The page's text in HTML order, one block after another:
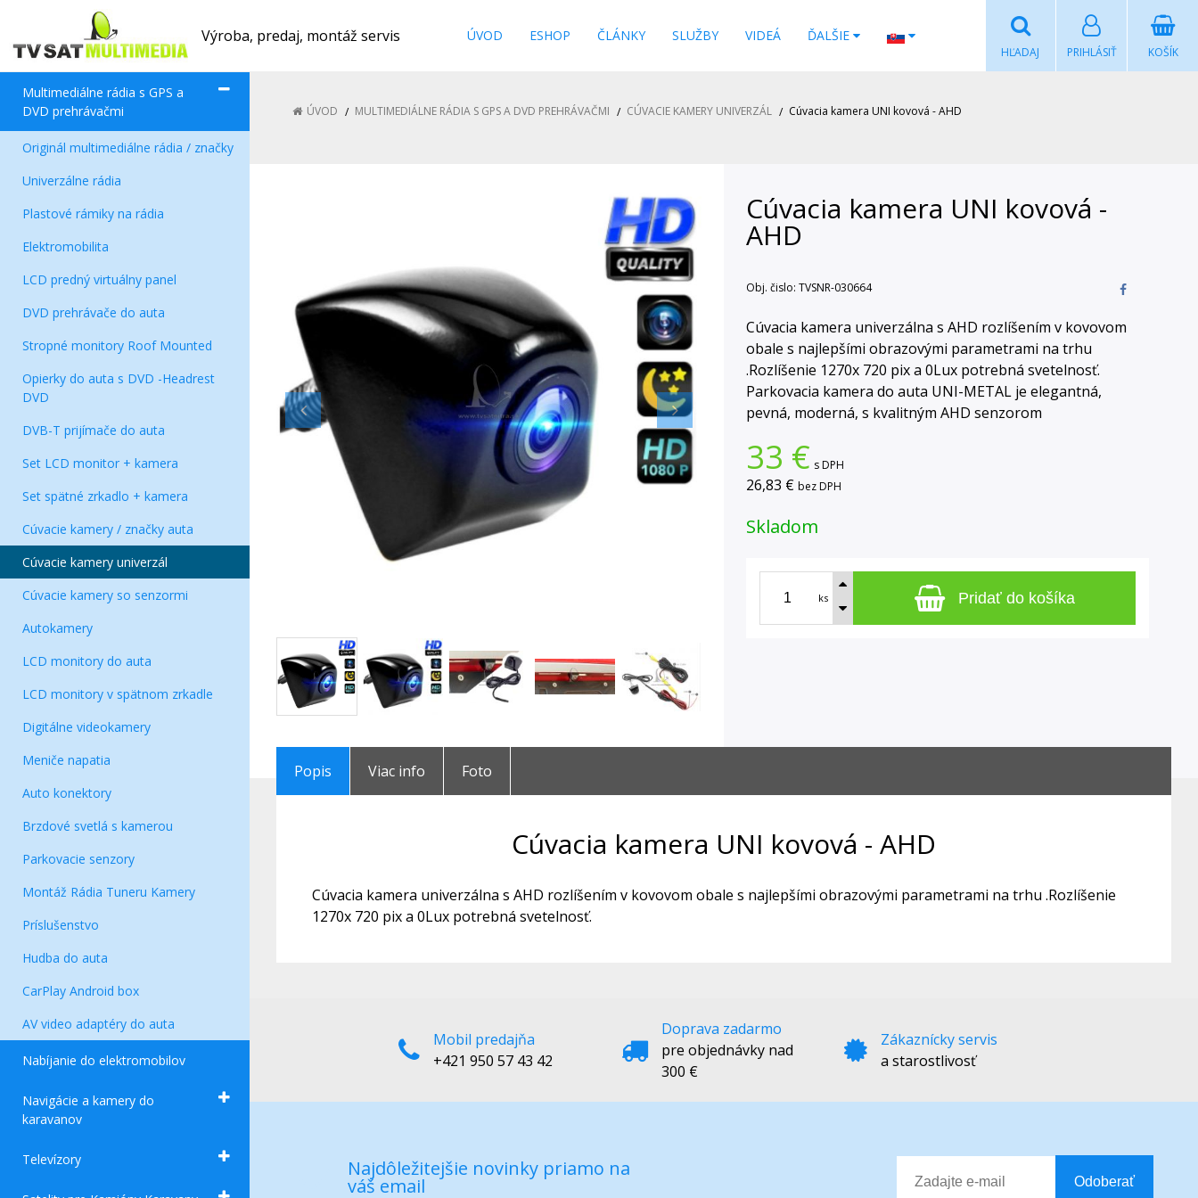
Výroba, predaj, montáž servis ÚVOD ESHOP ČLÁNKY SLUŽBY VIDEÁ ĎALŠIE
KOŠÍK
PRIHLÁSIŤ
HĽADAJ
Multimediálne rádia s GPS a
DVD prehrávačmi
Originál multimediálne rádia / značky
Univerzálne rádia
Plastové rámiky na rádia
Elektromobilita
LCD predný virtuálny panel
DVD prehrávače do auta
Stropné monitory Roof Mounted
Opierky do auta s DVD -Headrest
DVD
DVB-T prijímače do auta
Set LCD monitor + kamera
Set spätné zrkadlo + kamera
Cúvacie kamery / značky auta
Cúvacie kamery univerzál
Cúvacie kamery so senzormi
Autokamery
LCD monitory do auta
LCD monitory v spätnom zrkadle
Digitálne videokamery
Meniče napatia
Auto konektory
Brzdové svetlá s kamerou
Parkovacie senzory
Montáž Rádia Tuneru Kamery
Príslušenstvo
Hudba do auta
CarPlay Android box
AV video adaptéry do auta
Nabíjanie do elektromobilov
Navigácie a kamery do
karavanov
Televízory
ÚVOD MULTIMEDIÁLNE RÁDIA S GPS A DVD PREHRÁVAČMI CÚVACIE KAMERY UNIVERZÁL Cúvacia kamera UNI kovová - AHD
Cúvacia kamera UNI kovová -
AHD
Obj. čislo: TVSNR-030664
Cúvacia kamera univerzálna s AHD rozlíšením v kovovom
obale s najlepšími obrazovými parametrami na trhu
.Rozlíšenie 1270x 720 pix a 0Lux potrebná svetelnosť.
Parkovacia kamera do auta UNI-METAL je elegantná,
pevná, moderná, s kvalitným AHD senzorom
33 € s DPH
26,83 € bez DPH
Skladom
ks Pridať do košíka
Popis Viac info Foto
Cúvacia kamera UNI kovová - AHD
Cúvacia kamera univerzálna s AHD rozlíšením v kovovom obale s najlepšími obrazovými parametrami na trhu .Rozlíšenie
1270x 720 pix a 0Lux potrebná svetelnosť.
Mobil predajňa
+421 950 57 43 42
Doprava zadarmo
pre objednávky nad
300 €
Zákaznícky servis
a starostlivosť
Najdôležitejšie novinky priamo na
váš email Odoberať